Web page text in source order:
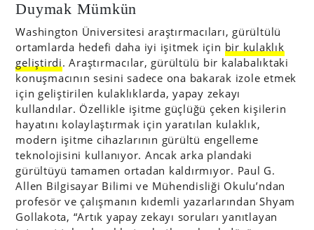
Duymak Mümkün
Washington Üniversitesi araştırmacıları, gürültülü
ortamlarda hedefi daha iyi işitmek için bir kulaklık
geliştirdi. Araştırmacılar, gürültülü bir kalabalıktaki
konuşmacının sesini sadece ona bakarak izole etmek
için geliştirilen kulaklıklarda, yapay zekayı
kullandılar. Özellikle işitme güçlüğü çeken kişilerin
hayatını kolaylaştırmak için yaratılan kulaklık,
modern işitme cihazlarının gürültü engelleme
teknolojisini kullanıyor. Ancak arka plandaki
gürültüyü tamamen ortadan kaldırmıyor. Paul G.
Allen Bilgisayar Bilimi ve Mühendisliği Okulu’ndan
profesör ve çalışmanın kıdemli yazarlarından Shyam
Gollakota, “Artık yapay zekayı soruları yanıtlayan